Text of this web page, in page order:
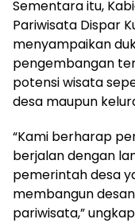
Sementara itu,
Pariwisata Dispar
menyampaikan
pengembangan
potensi wisata
desa maupun
“Kami berharap
berjalan dengan
pemerintah desa
membangun
pariwisata,”